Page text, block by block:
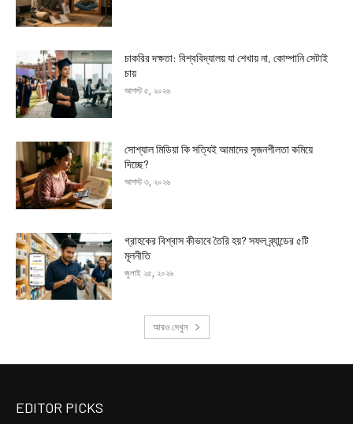
চাকরির দক্ষতা: বিশ্ববিদ্যালয় যা শেখায় না, কোম্পানি সেটাই
চায়
আগস্ট ৫, ২০২৬
সোশ্যাল মিডিয়া কি সত্যিই আমাদের সৃজনশীলতা কমিয়ে
দিচ্ছে?
আগস্ট ৩, ২০২৬
গ্রাহকের বিশ্বাস কীভাবে তৈরি হয়? সফল ব্র্যান্ডের ৫টি
মূলনীতি
জুলাই ২৫, ২০২৬
আরও দেখুন
EDITOR PICKS